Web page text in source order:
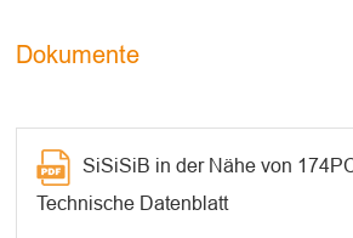
Dokumente
SiSiSiB in der Nähe von
Technische Datenblatt